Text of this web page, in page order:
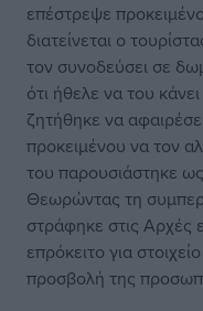
επέστρεψε
διατείνεται ο
τον συνοδεύσει σε
ότι ήθελε να του
ζητήθηκε να
προκειμένου να τον
του παρουσιάστηκε
Θεωρώντας τη
στράφηκε στις Αρχές
επρόκειτο για
προσβολή της